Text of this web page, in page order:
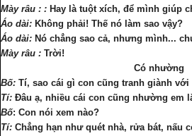
Mày râu : : Hay là tuột xích, để mình giúp
Áo dài: Không phải! Thế nó làm sao vậy?
Áo dài: Nó chẳng sao cả, nhưng mình...
Mày râu : Trời!
Có nhường
Bố: Tí, sao cái gì con cũng tranh giành
Tí: Đâu ạ, nhiều cái con cũng nhường em
Bố: Con nói xem nào?
Tí: Chẳng hạn như quét nhà, rửa bát, nấu